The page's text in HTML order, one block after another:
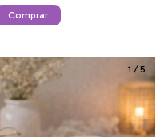
Comprar
1 / 5